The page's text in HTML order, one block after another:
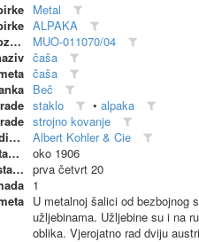
Metal
ALPAKA
Inventarna oznaka
MUO-011070/04
čaša
čaša
Beč
staklo • alpaka
strojno kovanje
Autorska radionica (proizvođač)
Albert Kohler & Cie
Godina nastanka
oko 1906
Stoljeće nastanka prva četvrt 20
1
U metalnoj šalici od bezbojnog
užljebinama. Užljebine su i na
oblika. Vjerojatno rad dviju